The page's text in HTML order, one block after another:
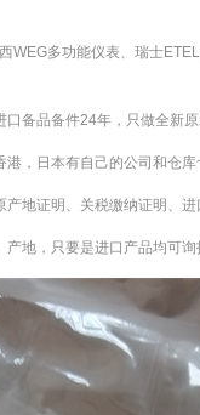
WEG多功能仪表、瑞士
品备件24年，只做全新原
日本有自己的公司和仓库
明、关税缴纳证明、进
只要是进口产品均可询